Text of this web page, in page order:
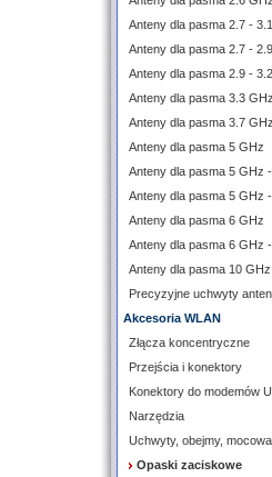
Anteny dla pasma 2.7 -
Anteny dla pasma 2.7 -
Anteny dla pasma 2.9 -
Anteny dla pasma 3.3
Anteny dla pasma 3.7
Anteny dla pasma 5 GHz
Anteny dla pasma 5 GHz
Anteny dla pasma 5 GHz
Anteny dla pasma 6 GHz
Anteny dla pasma 6 GHz
Anteny dla pasma 10
Precyzyjne uchwyty
Akcesoria WLAN
Złącza koncentryczne
Przejścia i konektory
Konektory do modemów
Narzędzia
Uchwyty, obejmy,
Opaski zaciskowe